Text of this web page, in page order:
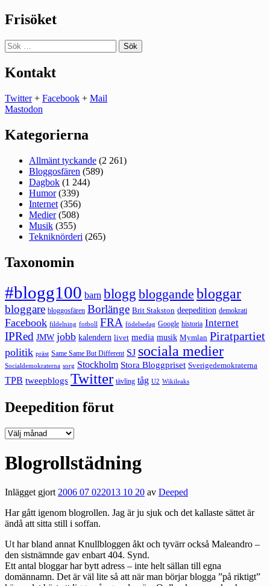
Frisöket
Sök
efter:
Kontakt
Twitter+ Facebook + Mail
Mastodon
Kategorierna
Allmänt tyckande (2 261)
Bloggosfären (589)
Dagbok (1 244)
Humor(339)
Internet (356)
Medier(508)
Musik (355)
Tekniknörderi (265)
Taxonomin
#blogg100 barn blogg bloggande bloggar
bloggare bloggosfären Borlänge Brit Stakston deepedition demokrati
Facebook fildelning fotboll FRA födelsedag Google historia Internet
IPRed JMW jobb kalendern livet media musik Mymlan Piratpartiet
politik präst Same Same But Different SJ sociala medier
Socialdemokraterna sorg Stockholm Stora Bloggpriset Sverigedemokraterna
TPB tweepblogs Twitter tävling tåg U2 Wikileaks
Deepedition förut
Deepedition
Blogrollstädning
Inlägget gjort2006 07 022013 10 20 av Deeped
Har gått igenom blogrollen. Jag är ju sjuk och det kallaste sättet är
ändå att sitta still i soffan.
Ut har bland annat Knullbloggen åkt och tyvärr också Maleandro –
den sistnämnde gav enbart 404. Synd.
Ett antal bloggar har bytt adress – inte helt sällan till egna
domännamn. Det är väl lite så att när man börjar blogga ”på riktigt”